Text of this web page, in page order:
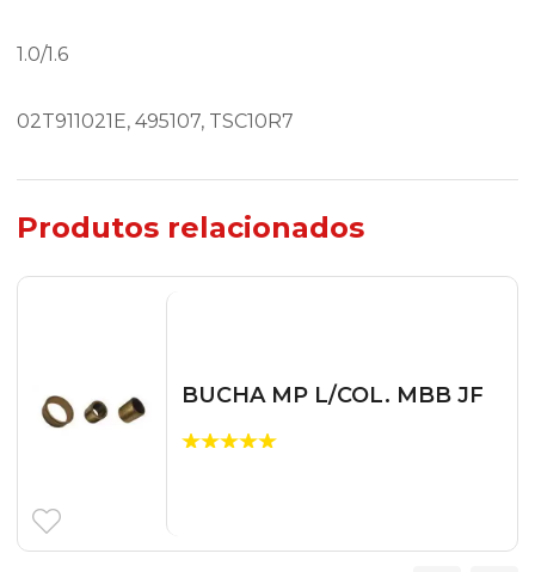
1.0/1.6
02T911021E, 495107, TSC10R7
Produtos relacionados
BUCHA MP L/COL. MBB JF